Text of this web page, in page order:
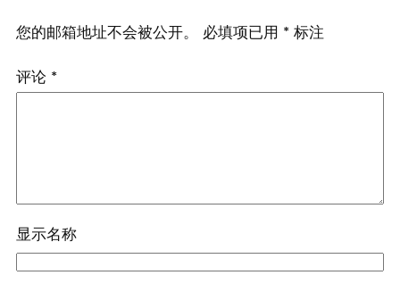
您的邮箱地址不会被公开。 必填项已用 * 标注
评论 *
显示名称